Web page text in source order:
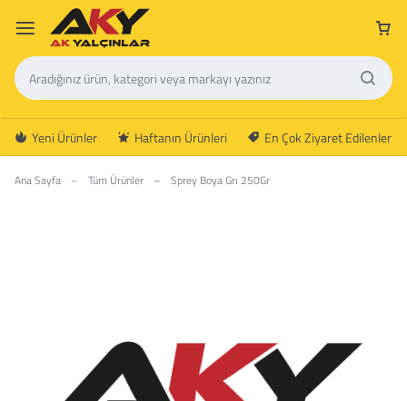
Yeni Ürünler Haftanın Ürünleri En Çok Ziyaret Edilenler
Ana Sayfa – Tüm Ürünler – Sprey Boya Grı 250Gr